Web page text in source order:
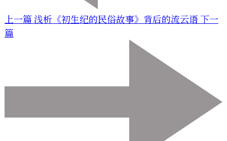
上一篇 浅析《初生纪的民俗故事》背后的流云语下一
篇